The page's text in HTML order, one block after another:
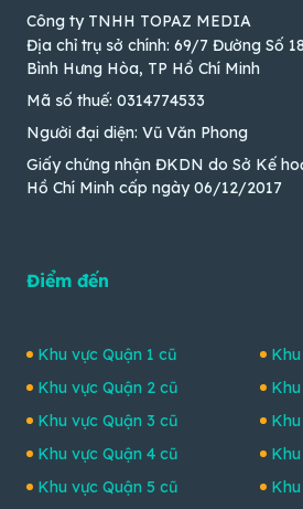
Công ty TNHH TOPAZ MEDIA
Địa chỉ trụ sở chính: 69/7 Đường Số
Bình Hưng Hòa, TP Hồ Chí Minh
Mã số thuế: 0314774533
Người đại diện: Vũ Văn Phong
Giấy chứng nhận ĐKDN do Sở Kế
Hồ Chí Minh cấp ngày 06/12/2017
Điểm đến
Khu vực Quận 1 cũ
Khu vực Quận 2 cũ
Khu vực Quận 3 cũ
Khu vực Quận 4 cũ
Khu vực Quận 5 cũ